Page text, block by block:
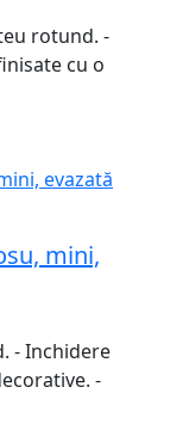
rotund. -
cu o
mini,
- Inchidere
-